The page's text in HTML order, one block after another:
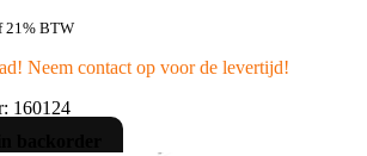
21% BTW
Neem contact op voor de levertijd!
160124